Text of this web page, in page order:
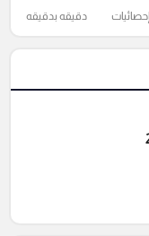
إحصائيات دقيقه بدقيقه